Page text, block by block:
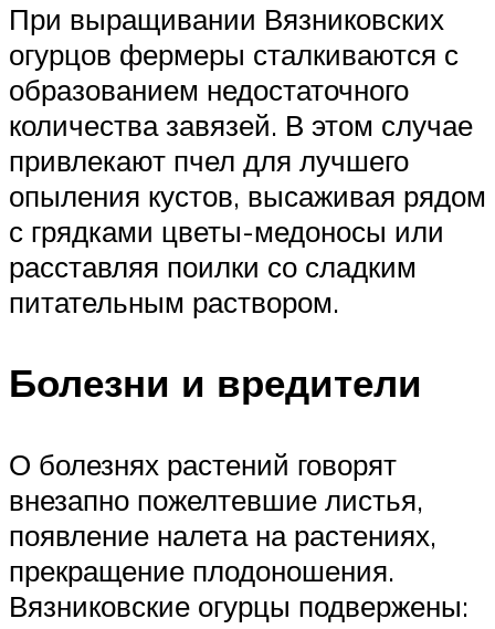
При выращивании Вязниковских
огурцов фермеры сталкиваются с
образованием недостаточного
количества завязей. В этом случае
привлекают пчел для лучшего
опыления кустов, высаживая рядом
с грядками цветы-медоносы или
расставляя поилки со сладким
питательным раствором.
Болезни и вредители
О болезнях растений говорят
внезапно пожелтевшие листья,
появление налета на растениях,
прекращение плодоношения.
Вязниковские огурцы подвержены: